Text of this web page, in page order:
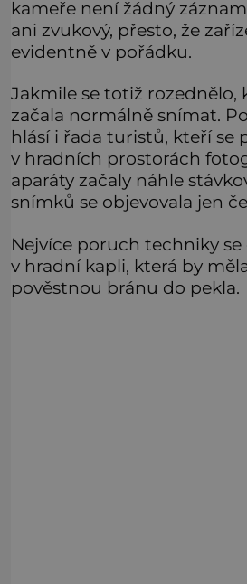
kameře není žádný
ani zvukový, přesto, že
evidentně v pořádku.
Jakmile se totiž rozednělo,
začala normálně snímat.
hlásí i řada turistů, kteří se
v hradních prostorách
aparáty začaly náhle
snímků se objevovala jen
Nejvíce poruch techniky se
v hradní kapli, která by
pověstnou bránu do pekla.